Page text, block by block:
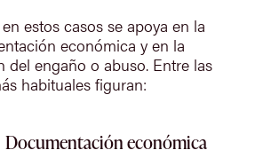
estos casos se apoya en la
económica y en la
del engaño o abuso. Entre las
habituales figuran:
Documentación económica